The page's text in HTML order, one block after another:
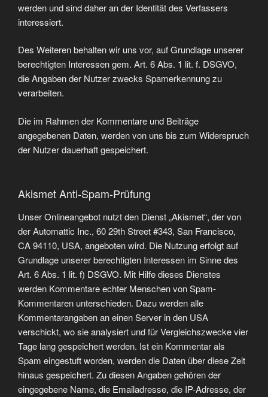
werden und sind daher an der Identität des Verfassers
interessiert.
Des Weiteren behalten wir uns vor, auf Grundlage unserer
berechtigten Interessen gem. Art. 6 Abs. 1 lit. f. DSGVO,
die Angaben der Nutzer zwecks Spamerkennung zu
verarbeiten.
Die im Rahmen der Kommentare und Beiträge
angegebenen Daten, werden von uns bis zum Widerspruch
der Nutzer dauerhaft gespeichert.
Akismet Anti-Spam-Prüfung
Unser Onlineangebot nutzt den Dienst „Akismet“, der von
der Automattic Inc., 60 29th Street #343, San Francisco,
CA 94110, USA, angeboten wird. Die Nutzung erfolgt auf
Grundlage unserer berechtigten Interessen im Sinne des
Art. 6 Abs. 1 lit. f) DSGVO. Mit Hilfe dieses Dienstes
werden Kommentare echter Menschen von Spam-
Kommentaren unterschieden. Dazu werden alle
Kommentarangaben an einen Server in den USA
verschickt, wo sie analysiert und für Vergleichszwecke vier
Tage lang gespeichert werden. Ist ein Kommentar als
Spam eingestuft worden, werden die Daten über diese Zeit
hinaus gespeichert. Zu diesen Angaben gehören der
eingegebene Name, die Emailadresse, die IP-Adresse, der